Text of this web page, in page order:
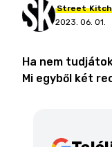
Street
2023. 06. 01.
Ha nem
Mi egyből két